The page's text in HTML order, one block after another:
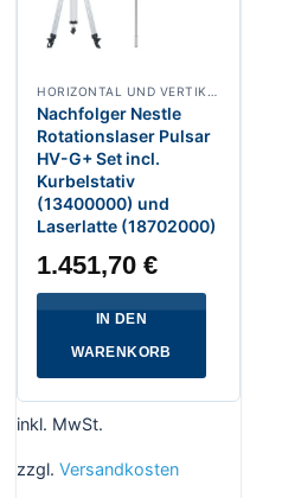
Nachfolger Nestle
Rotationslaser Pulsar
HV-G+ Set incl.
Kurbelstativ
(13400000) und
Laserlatte (18702000)
1.451,70€
IN DEN
WARENKORB
inkl. MwSt.
zzgl. Versandkosten